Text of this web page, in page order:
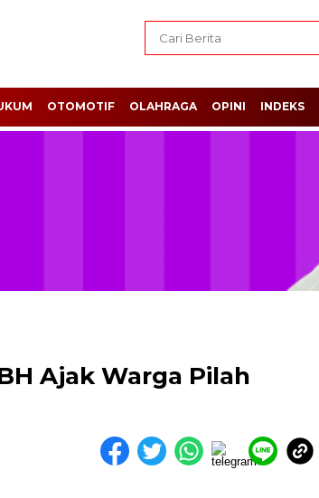
OTOMOTIF OLAHRAGA OPINI INDEKS
Ajak Warga Pilah